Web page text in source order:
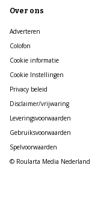
Over ons
Adverteren
Colofon
Cookie informatie
Cookie Instellingen
Privacy beleid
Disclaimer/vrijwaring
Leveringsvoorwaarden
Gebruiksvoorwaarden
Spelvoorwaarden
© Roularta Media Nederland